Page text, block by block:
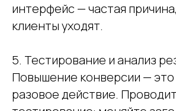
интерфейс — частая
клиенты уходят.
5. Тестирование и анализ
Повышение конверсии — это
разовое действие.